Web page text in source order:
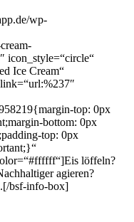
wp-
icon_style=“circle“
Ice Cream“
top: 0px
bottom: 0px
top: 0px
löffeln?
agieren?
bsf-info-box]